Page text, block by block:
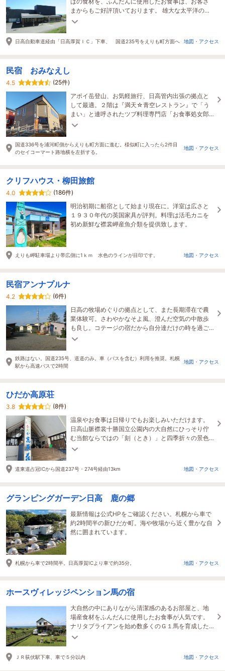
まからもご好評頂いております。 雄大な太平洋の景
色を眺めて、のんびりとお寛ぎ下さい。
日高自動車道経由「日高厚賀ＩＣ」下車、 国道235号をえりも町方面へ 地図・アクセス
民宿 おみなえし
4.5
(25件)
アポイ岳登山、お気軽旅行、日高管内出張の拠点と
して最適。２階は『満天☆青空レストラン』で「う
まい」と連呼されたツブ料理専門店「お食事処女郎
花」(定休水曜）。朝食付プラン好評販売中♪連泊大歓
国道336号を浦河町側からえりも町方面に進む。様似町に入ったら2件目
のセイコーマート路地横を左折する。
地図・アクセス
クリフハウス・柳田旅館
4.0
(186件)
明治初期に船宿として始まり現在に。洋室は広さと
１９３０年代の英国家具が評判。料理は活毛カニを
初め新鮮な襟裳岬産魚介類を提供致します。
えりも岬駐車場より帯広側に1ｋｍ 水色のラインが目印です。 地図・アクセス
民宿アンナプルナ
4.2
(6件)
日高の牧場めぐりの拠点として、また長期滞在で農
業体験可。さわやかなそよ風、澄んだ空気の中散歩
も良し。コテージの宿だから自分達だけの時を過ご
せる。食事は食堂で又は持参の物を自室で食べるも
鉄路はない。国道235号、道道のみ。車（バスを含む）利用を推奨。札幌
駅から高速バスで2時間
地図・アクセス
ひだか高原荘
3.8
(8件)
温泉やお食事は日帰りでもお楽しみいただけます。
日高山脈襟裳十勝国立公園内の大自然にひっそり佇
む当館ならではの「刻（とき）」と四季折々の景色
をお楽しみください。
道東道占冠ICから国道237号・274号経由13km 地図・アクセス
グランピングガーデン日高 鹿の郷
最新情報は公式HPをご確認ください。札幌から車で
約2時間半の新ひだか町。海や牧場から近く豊かな自
然に囲まれています。
札幌から車で2時間半。日高厚賀ICより車で約35分。 地図・アクセス
ホースヴィレッジペンション馬の宿
大自然の中にありながら清潔感のあるお部屋と、地
場産食材をふんだんに使用したお食事が人気です。
ナリタブライアンを始め数多くのＧ１馬を育成した
オーナー自慢の一軒宿。
ＪＲ荻伏駅下車、車で５分以内 地図・アクセス